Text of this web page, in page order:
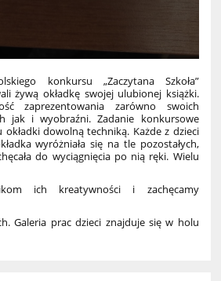
konkursu „Zaczytana Szkoła”
żywą okładkę swojej ulubionej książki.
zaprezentowania zarówno swoich
jak i wyobraźni. Zadanie konkursowe
okładki dowolną techniką. Każde z dzieci
wyróżniała się na tle pozostałych,
do wyciągnięcia po nią ręki. Wielu
ich kreatywności i zachęcamy
Galeria prac dzieci znajduje się w holu